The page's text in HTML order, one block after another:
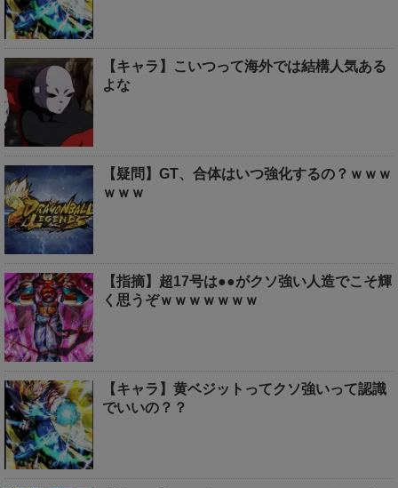
【キャラ】こいつって海外では結構人気ある
よな
【疑問】GT、合体はいつ強化するの？ｗｗｗ
ｗｗｗ
【指摘】超17号は●●がクソ強い人造でこそ輝
く思うぞｗｗｗｗｗｗｗ
【キャラ】黄ベジットってクソ強いって認識
でいいの？？